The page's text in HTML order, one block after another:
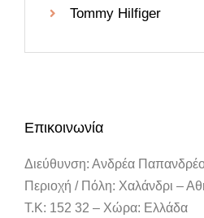
Tommy Hilfiger
Επικοινωνία
Διεύθυνση: Ανδρέα
Περιοχή / Πόλη: Χαλάνδρι –
Τ.Κ: 152 32 – Χώρα: Ελλάδα